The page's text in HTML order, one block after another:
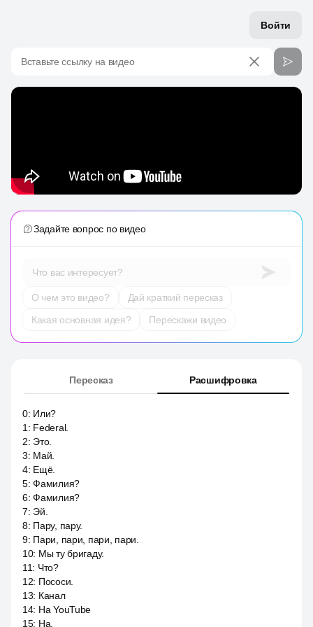
Войти
Вставьте ссылку на видео
Задайте вопрос по видео
Что вас интересует?
О чем это видео?
Дай краткий пересказ
Какая основная идея?
Перескажи видео
Пересказ Расшифровка
0: Или?
1 : Federal.
2: Это.
3: Май.
4: Ещё.
5:Фамилия?
6:Фамилия?
7: Эй.
8: Пару, пару.
9: Пари, пари, пари, пари.
10: Мы ту бригаду.
11: Что?
12: Пососи.
13: Канал
14: На YouTube
15: На.